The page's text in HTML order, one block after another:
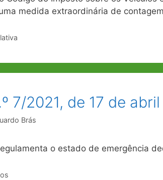
medida extraordinária de
7/2021, de 17 de abril
Brás
o estado de emergência